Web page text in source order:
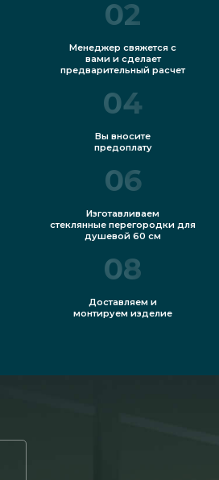
02
Менеджер свяжется с
вами и сделает
предварительный расчет
04
Вы вносите
предоплату
06
Изготавливаем
стеклянные перегородки для
душевой 60 см
08
Доставляем и
монтируем изделие